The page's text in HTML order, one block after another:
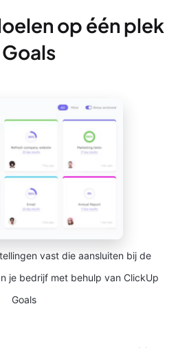
op één plek
vast die aansluiten bij de
je bedrijf met behulp van ClickUp
Goals